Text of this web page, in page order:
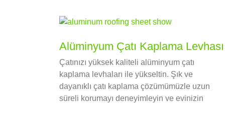
Alüminyum Çatı Kaplama Levhası
Çatınızı yüksek kaliteli alüminyum çatı
kaplama levhaları ile yükseltin. Şık ve
dayanıklı çatı kaplama çözümümüzle uzun
süreli korumayı deneyimleyin ve evinizin